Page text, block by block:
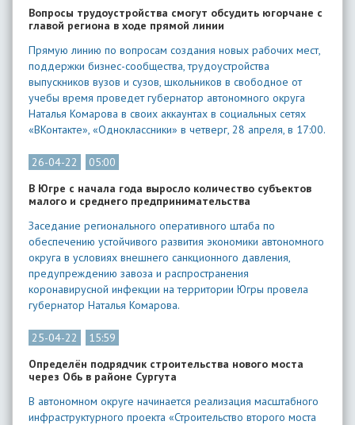
Вопросы трудоустройства смогут обсудить югорчане с
главой региона в ходе прямой линии
Прямую линию по вопросам создания новых рабочих мест,
поддержки бизнес-сообщества, трудоустройства
выпускников вузов и сузов, школьников в свободное от
учебы время проведет губернатор автономного округа
Наталья Комарова в своих аккаунтах в социальных сетях
«ВКонтакте», «Одноклассники» в четверг, 28 апреля, в 17:00.
26-04-22
05:00
В Югре с начала года выросло количество субъектов
малого и среднего предпринимательства
Заседание регионального оперативного штаба по
обеспечению устойчивого развития экономики автономного
округа в условиях внешнего санкционного давления,
предупреждению завоза и распространения
коронавирусной инфекции на территории Югры провела
губернатор Наталья Комарова.
25-04-22
15:59
Определён подрядчик строительства нового моста
через Обь в районе Сургута
В автономном округе начинается реализация масштабного
инфраструктурного проекта «Строительство второго моста